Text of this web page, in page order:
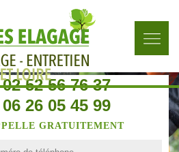
02 52 56 76 37
06 26 05 45 99
GRATUITEMENT